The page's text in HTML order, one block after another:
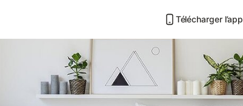
Télécharger l’app